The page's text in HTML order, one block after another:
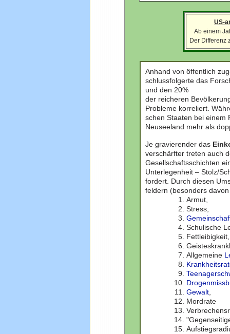
US-
Ab einem
Der Differenz
Anhand von öffentlich
schlussfolgerte das
und den 20%
der reicheren
Probleme korreliert.
schen Staaten bei einem
Neuseeland mehr als
Je gravierender das
verschärfter treten auch
Gesellschaftsschichten
Unterlegenheit – Stolz/
fordert. Durch diesen
feldern (besonders
Armut,
Stress,
Schulische
Fettleibigkeit,
Allgemeine
Gewalt,
Mordrate